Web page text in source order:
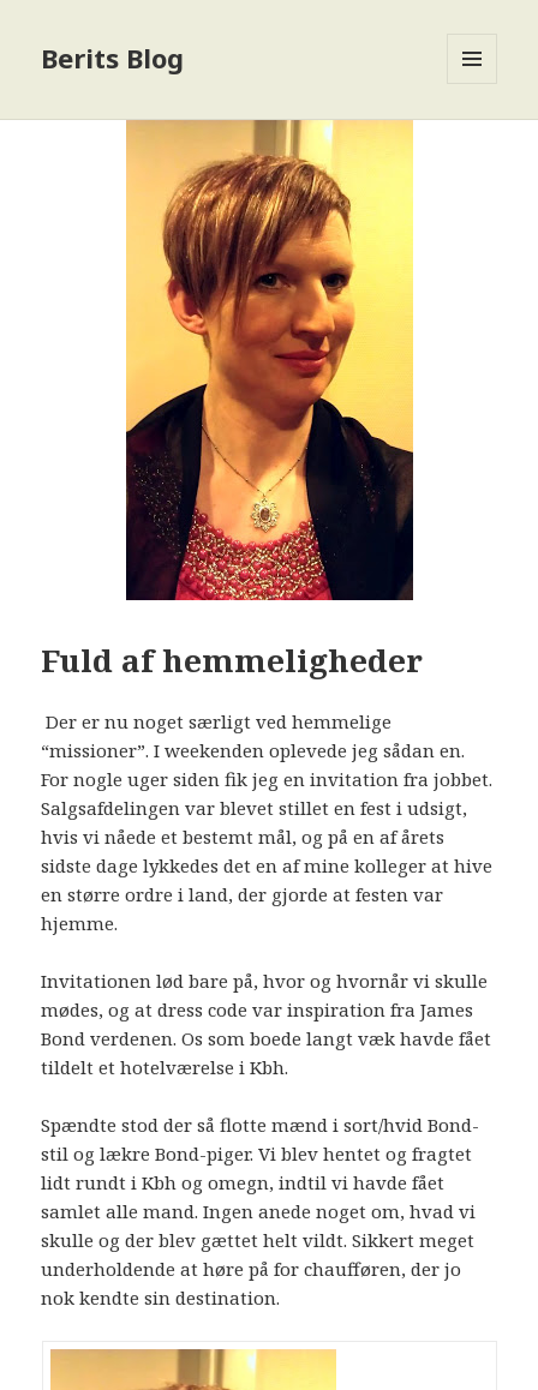
Berits Blog
Fuld af hemmeligheder
Der er nu noget særligt ved hemmelige
“missioner”. I weekenden oplevede jeg sådan en.
For nogle uger siden fik jeg en invitation fra jobbet.
Salgsafdelingen var blevet stillet en fest i udsigt,
hvis vi nåede et bestemt mål, og på en af årets
sidste dage lykkedes det en af mine kolleger at hive
en større ordre i land, der gjorde at festen var
hjemme.
Invitationen lød bare på, hvor og hvornår vi skulle
mødes, og at dress code var inspiration fra James
Bond verdenen. Os som boede langt væk havde fået
tildelt et hotelværelse i Kbh.
Spændte stod der så flotte mænd i sort/hvid Bond-
stil og lækre Bond-piger. Vi blev hentet og fragtet
lidt rundt i Kbh og omegn, indtil vi havde fået
samlet alle mand. Ingen anede noget om, hvad vi
skulle og der blev gættet helt vildt. Sikkert meget
underholdende at høre på for chaufføren, der jo
nok kendte sin destination.